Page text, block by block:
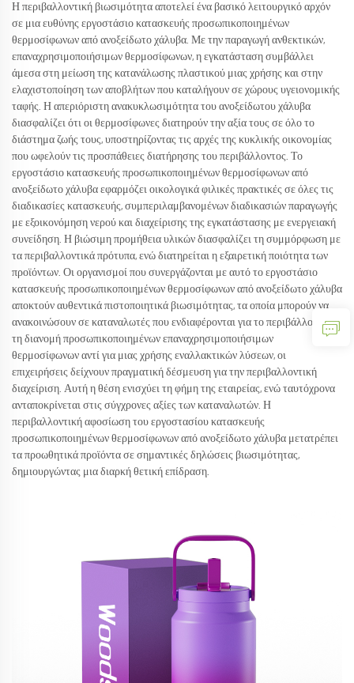
Η περιβαλλοντική βιωσιμότητα αποτελεί ένα βασικό λειτουργικό αρχόν
σε μια ευθύνης εργοστάσιο κατασκευής προσωπικοποιημένων
θερμοσίφωνων από ανοξείδωτο χάλυβα. Με την παραγωγή ανθεκτικών,
επαναχρησιμοποιήσιμων θερμοσίφωνων, η εγκατάσταση συμβάλλει
άμεσα στη μείωση της κατανάλωσης πλαστικού μιας χρήσης και στην
ελαχιστοποίηση των αποβλήτων που καταλήγουν σε χώρους υγειονομικής
ταφής. Η απεριόριστη ανακυκλωσιμότητα του ανοξείδωτου χάλυβα
διασφαλίζει ότι οι θερμοσίφωνες διατηρούν την αξία τους σε όλο το
διάστημα ζωής τους, υποστηρίζοντας τις αρχές της κυκλικής οικονομίας
που ωφελούν τις προσπάθειες διατήρησης του περιβάλλοντος. Το
εργοστάσιο κατασκευής προσωπικοποιημένων θερμοσίφωνων από
ανοξείδωτο χάλυβα εφαρμόζει οικολογικά φιλικές πρακτικές σε όλες τις
διαδικασίες κατασκευής, συμπεριλαμβανομένων διαδικασιών παραγωγής
με εξοικονόμηση νερού και διαχείρισης της εγκατάστασης με ενεργειακή
συνείδηση. Η βιώσιμη προμήθεια υλικών διασφαλίζει τη συμμόρφωση με
τα περιβαλλοντικά πρότυπα, ενώ διατηρείται η εξαιρετική ποιότητα των
προϊόντων. Οι οργανισμοί που συνεργάζονται με αυτό το εργοστάσιο
κατασκευής προσωπικοποιημένων θερμοσίφωνων από ανοξείδωτο χάλυβα
αποκτούν αυθεντικά πιστοποιητικά βιωσιμότητας, τα οποία μπορούν να
ανακοινώσουν σε καταναλωτές που ενδιαφέρονται για το περιβάλλον. Με
τη διανομή προσωπικοποιημένων επαναχρησιμοποιήσιμων
θερμοσίφωνων αντί για μιας χρήσης εναλλακτικών λύσεων, οι
επιχειρήσεις δείχνουν πραγματική δέσμευση για την περιβαλλοντική
διαχείριση. Αυτή η θέση ενισχύει τη φήμη της εταιρείας, ενώ ταυτόχρονα
ανταποκρίνεται στις σύγχρονες αξίες των καταναλωτών. Η
περιβαλλοντική αφοσίωση του εργοστασίου κατασκευής
προσωπικοποιημένων θερμοσίφωνων από ανοξείδωτο χάλυβα μετατρέπει
τα προωθητικά προϊόντα σε σημαντικές δηλώσεις βιωσιμότητας,
δημιουργώντας μια διαρκή θετική επίδραση.